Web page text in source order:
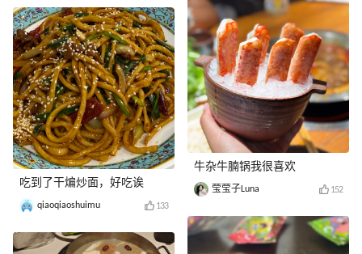
吃到了干煸炒面，好吃诶
qiaoqiaoshuimu 133
牛杂牛腩锅我很喜欢
莹莹子Luna 152